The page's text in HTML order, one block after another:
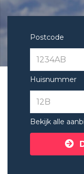
Postcode
Huisnummer
Bekijk alle